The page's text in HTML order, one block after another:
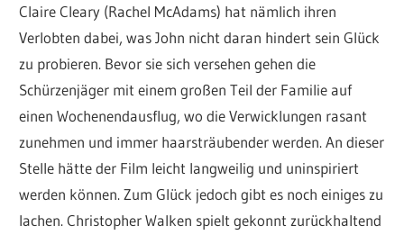
Claire Cleary (Rachel McAdams) hat nämlich ihren
Verlobten dabei, was John nicht daran hindert sein Glück
zu probieren. Bevor sie sich versehen gehen die
Schürzenjäger mit einem großen Teil der Familie auf
einen Wochenendausflug, wo die Verwicklungen rasant
zunehmen und immer haarsträubender werden. An dieser
Stelle hätte der Film leicht langweilig und uninspiriert
werden können. Zum Glück jedoch gibt es noch einiges zu
lachen. Christopher Walken spielt gekonnt zurückhaltend